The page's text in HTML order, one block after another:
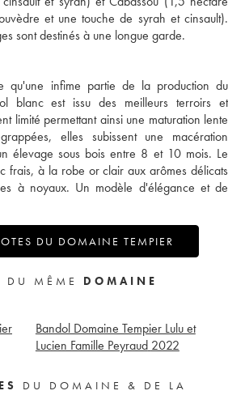
et une touche de syrah et cinsault).
sont destinés à une longue garde.
qu'une infime partie de la production du
blanc est issu des meilleurs terroirs et
limité permettant ainsi une maturation lente
elles subissent une macération
élevage sous bois entre 8 et 10 mois. Le
frais, à la robe or clair aux arômes délicats
à noyaux. Un modèle d'élégance et de
DU DOMAINE TEMPIER
DU MÊME DOMAINE
Bandol Domaine Tempier Lulu et
Lucien Famille Peyraud 2022
DU DOMAINE & DE LA